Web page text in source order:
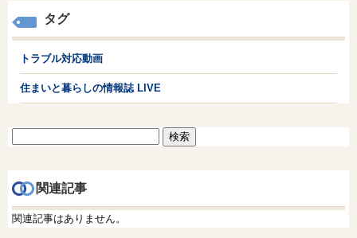
タグ
トラブル対応動画
住まいと暮らしの情報誌 LIVE
関連記事
関連記事はありません。